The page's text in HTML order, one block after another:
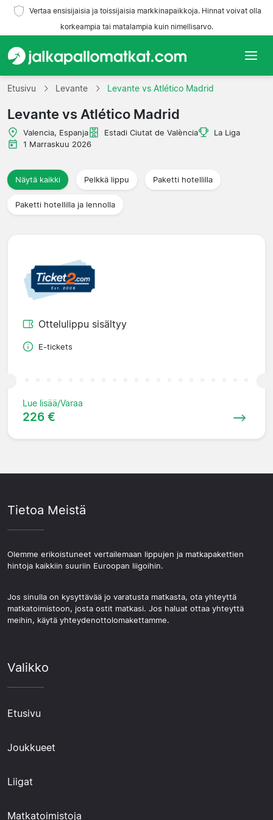
Vertaa ensisijaisia ja toissijaisia markkinapaikkoja. Hinnat voivat olla
korkeampia tai matalampia kuin nimellisarvo.
Etusivu
Joukkueet
Liigat
Matkatoimistoja
Etusivu Levante Levante vs Atlético Madrid
Levante vs Atlético Madrid
Valencia, Espanja Estadi Ciutat de València
La Liga
1 Marraskuu 2026
Näytä kaikki Pelkkä lippu Paketti hotellilla
Paketti hotellilla ja lennolla
Ottelulippu sisältyy
E-tickets
Lue lisää/Varaa
226 €
Tietoa Meistä
Olemme erikoistuneet vertailemaan lippujen ja matkapakettien
hintoja kaikkiin suuriin Euroopan liigoihin.
Jos sinulla on kysyttävää jo varatusta matkasta, ota yhteyttä
matkatoimistoon, josta ostit matkasi. Jos haluat ottaa yhteyttä
meihin, käytä yhteydenottolomakettamme.
Valikko
Etusivu
Joukkueet
Liigat
Matkatoimistoja